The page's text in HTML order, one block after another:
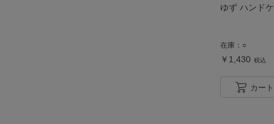
ゆず ハンド
在庫： ○
￥1,430 税込
カー